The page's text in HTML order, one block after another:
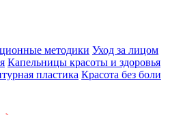
методики Уход за лицом
Капельницы красоты и здоровья
пластика Красота без боли